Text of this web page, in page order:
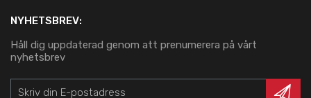
NYHETSBREV:
Håll dig uppdaterad genom att prenumerera på vårt
nyhetsbrev